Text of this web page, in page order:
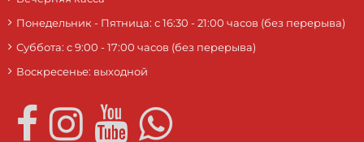
Понедельник - Пятница: с 16:30 - 21:00 часов (без перерыва)
Суббота: c 9:00 - 17:00 часов (без перерыва)
Воскресенье: выходной